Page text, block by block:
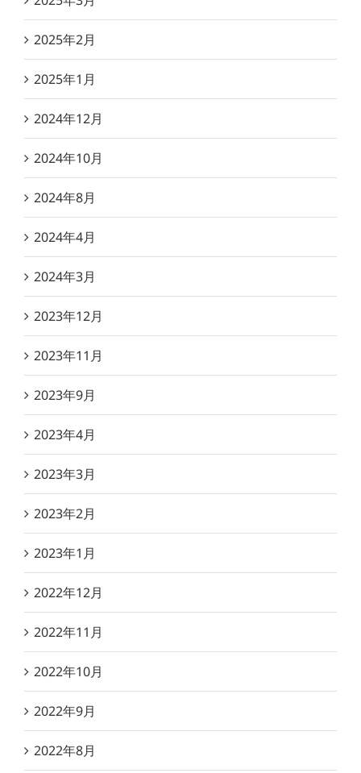
2025年2月
2025年1月
2024年12月
2024年10月
2024年8月
2024年4月
2024年3月
2023年12月
2023年11月
2023年9月
2023年4月
2023年3月
2023年2月
2023年1月
2022年12月
2022年11月
2022年10月
2022年9月
2022年8月